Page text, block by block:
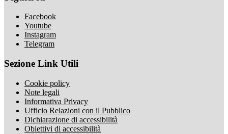
Facebook
Youtube
Instagram
Telegram
Sezione Link Utili
Cookie policy
Note legali
Informativa Privacy
Ufficio Relazioni con il Pubblico
Dichiarazione di accessibilità
Obiettivi di accessibilità